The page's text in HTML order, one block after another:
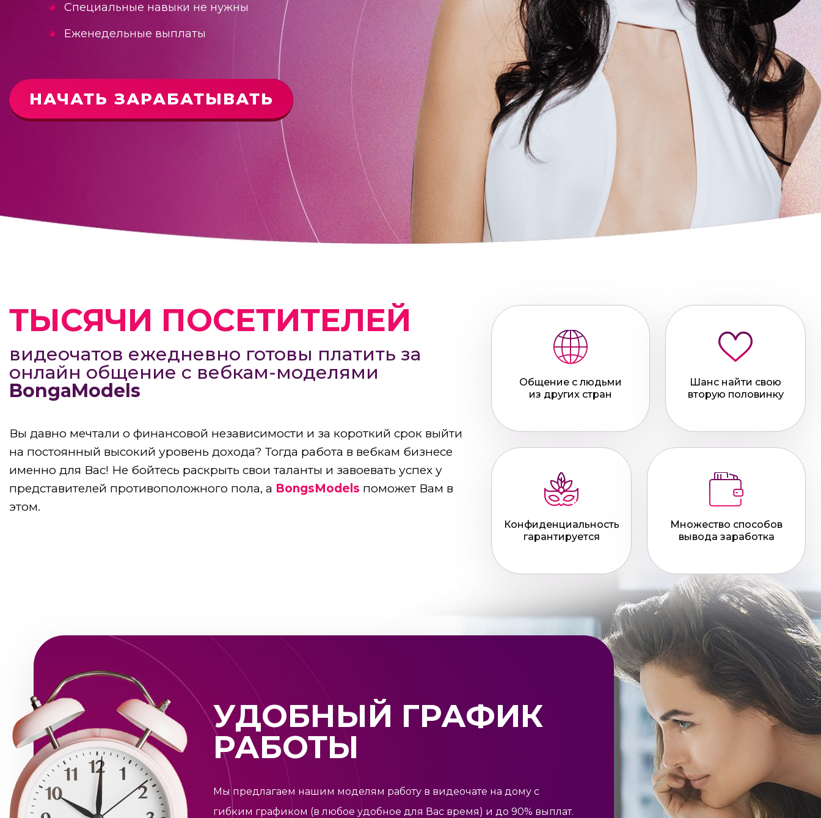
Специальные навыки не нужны
Еженедельные выплаты
НАЧАТЬ ЗАРАБАТЫВАТЬ
ТЫСЯЧИ ПОСЕТИТЕЛЕЙ
видеочатов ежедневно готовы платить за
онлайн общение с вебкам-моделями
BongaModels
Вы давно мечтали о финансовой независимости и за короткий срок выйти
на постоянный высокий уровень дохода? Тогда работа в вебкам бизнесе
именно для Вас! Не бойтесь раскрыть свои таланты и завоевать успех у
представителей противоположного пола, а BongsModels поможет Вам в
этом.
Общение с людьми
из других стран
Шанс найти свою
вторую половинку
Конфиденциальность
гарантируется
Множество способов
вывода заработка
УДОБНЫЙ ГРАФИК
РАБОТЫ
Мы предлагаем нашим моделям работу в видеочате на дому с
гибким графиком (в любое удобное для Вас время) и до 90% выплат.